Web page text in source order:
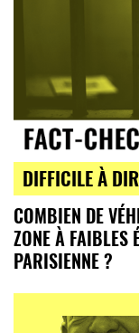
DIFFICILE À
COMBIEN DE
ZONE À FAIBLES
PARISIENNE ?